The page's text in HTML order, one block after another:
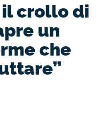
il crollo di
un
che